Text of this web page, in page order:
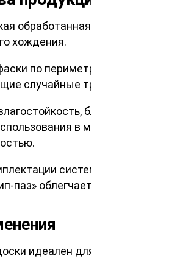
обработанная поверхность
хождения.
по периметру,
случайные травмы.
благодаря чему
в местах с
системой
паз» облегчает монтаж.
идеален для создания